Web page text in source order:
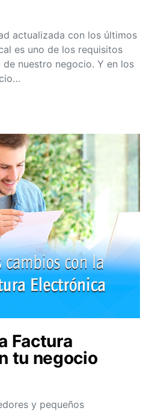
actualizada con los últimos
es uno de los requisitos
nuestro negocio. Y en los
Factura
tu negocio
y pequeños